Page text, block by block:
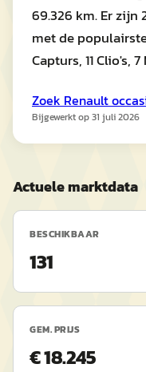
69.326 km. Er
met de
Capturs, 11 Clio's,
Zoek Renault
Bijgewerkt op31 juli 2026
Actuele marktdata
BESCHIKBAAR
131
GEM. PRIJS
€ 18.245